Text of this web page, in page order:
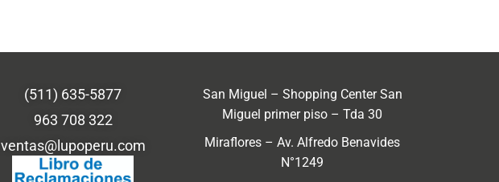
(511) 635-5877
963 708 322
ventas@lupoperu.com
San Miguel – Shopping Center San
Miguel primer piso – Tda 30
Miraflores – Av. Alfredo Benavides
N°1249